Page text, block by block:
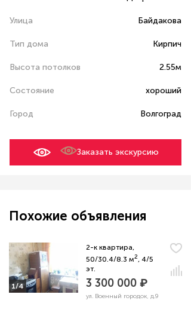
Улица Байдакова
Тип дома Кирпич
Высота потолков 2.55м
Состояние хороший
Город Волгоград
Заказать экскурсию
Похожие объявления
1/4
2-к квартира,
50/30.4/8.3 м2, 4/5
эт.
3 300 000 ₽
ул. Военный городок, д.9